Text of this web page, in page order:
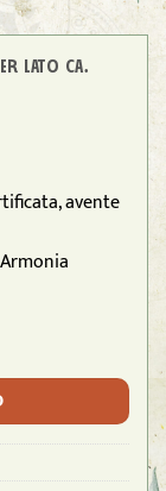
lato ca.
avente